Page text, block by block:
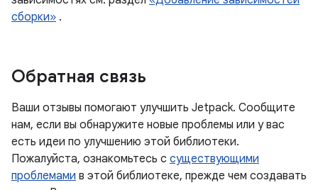
сборки» .
Обратная связь
Ваши отзывы помогают улучшить Jetpack. Сообщите
нам, если вы обнаружите новые проблемы или у вас
есть идеи по улучшению этой библиотеки.
Пожалуйста, ознакомьтесь с существующими
проблемами в этой библиотеке, прежде чем создавать